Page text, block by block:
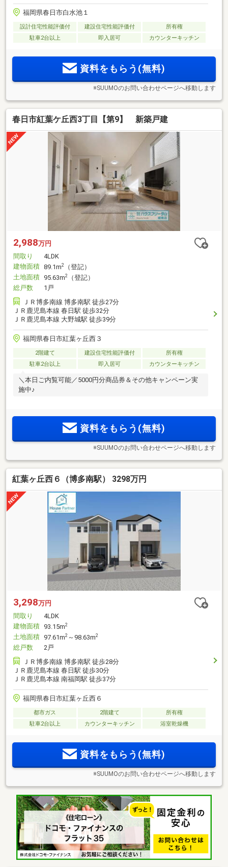
福岡県春日市白水池１
設計住宅性能評価付 建設住宅性能評価付
所有権
駐車2台以上
即入居可 カウンターキッチン
資料をもらう(無料)
※SUUMOのお問い合わせページへ移動します
春日市紅葉ケ丘西3丁目【第9】 新築戸建
2,988万円
間取り
4LDK
建物面積 89.1m2
（登記）
土地面積 95.63m2
（登記）
総戸数
1戸
ＪＲ博多南線 博多南駅 徒歩27分
ＪＲ鹿児島本線 春日駅 徒歩32分
ＪＲ鹿児島本線 大野城駅 徒歩39分
福岡県春日市紅葉ヶ丘西３
2階建て 建設住宅性能評価付
所有権
駐車2台以上
即入居可 カウンターキッチン
＼本日ご内覧可能／5000円分商品券＆その他キャンペーン実
施中♪
資料をもらう(無料)
※SUUMOのお問い合わせページへ移動します
紅葉ヶ丘西６（博多南駅） 3298万円
3,298万円
間取り
4LDK
建物面積 93.15m2
土地面積 97.61m2 ～98.63m2
総戸数
2戸
ＪＲ博多南線 博多南駅 徒歩28分
ＪＲ鹿児島本線 春日駅 徒歩30分
ＪＲ鹿児島本線 南福岡駅 徒歩37分
福岡県春日市紅葉ヶ丘西６
都市ガス 2階建て
所有権
駐車2台以上
カウンターキッチン 浴室乾燥機
資料をもらう(無料)
※SUUMOのお問い合わせページへ移動します